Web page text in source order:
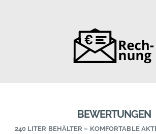
BEWERTUNGEN
240 LITER BEHÄLTER – KOMFORTABLE